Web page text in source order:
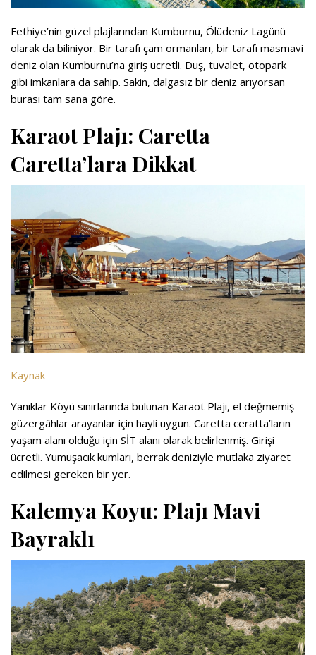
Fethiye’nin güzel plajlarından Kumburnu, Ölüdeniz Lagünü
olarak da biliniyor. Bir tarafı çam ormanları, bir tarafı masmavi
deniz olan Kumburnu’na giriş ücretli. Duş, tuvalet, otopark
gibi imkanlara da sahip. Sakin, dalgasız bir deniz arıyorsan
burası tam sana göre.
Karaot Plajı: Caretta
Caretta’lara Dikkat
Kaynak
Yanıklar Köyü sınırlarında bulunan Karaot Plajı, el değmemiş
güzergâhlar arayanlar için hayli uygun. Caretta ceratta’ların
yaşam alanı olduğu için SİT alanı olarak belirlenmiş. Girişi
ücretli. Yumuşacık kumları, berrak deniziyle mutlaka ziyaret
edilmesi gereken bir yer.
Kalemya Koyu: Plajı Mavi
Bayraklı